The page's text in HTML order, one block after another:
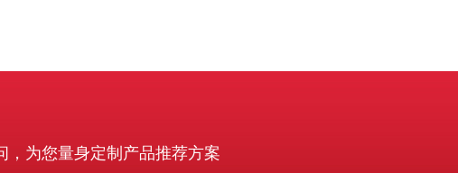
，为您量身定制产品推荐方案